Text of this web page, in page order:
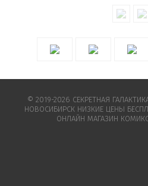
© 2019-2026 СЕКРЕТНАЯ
НОВОСИБИРСК НИЗКИЕ ЦЕНЫ
ОНЛАЙН МАГАЗИН